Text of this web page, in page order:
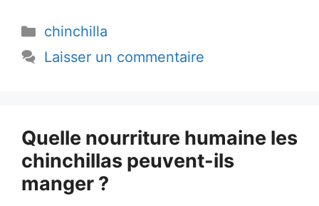
Catégories
chinchilla
Laisser un commentaire
Quelle nourriture humaine les
chinchillas peuvent-ils
manger ?